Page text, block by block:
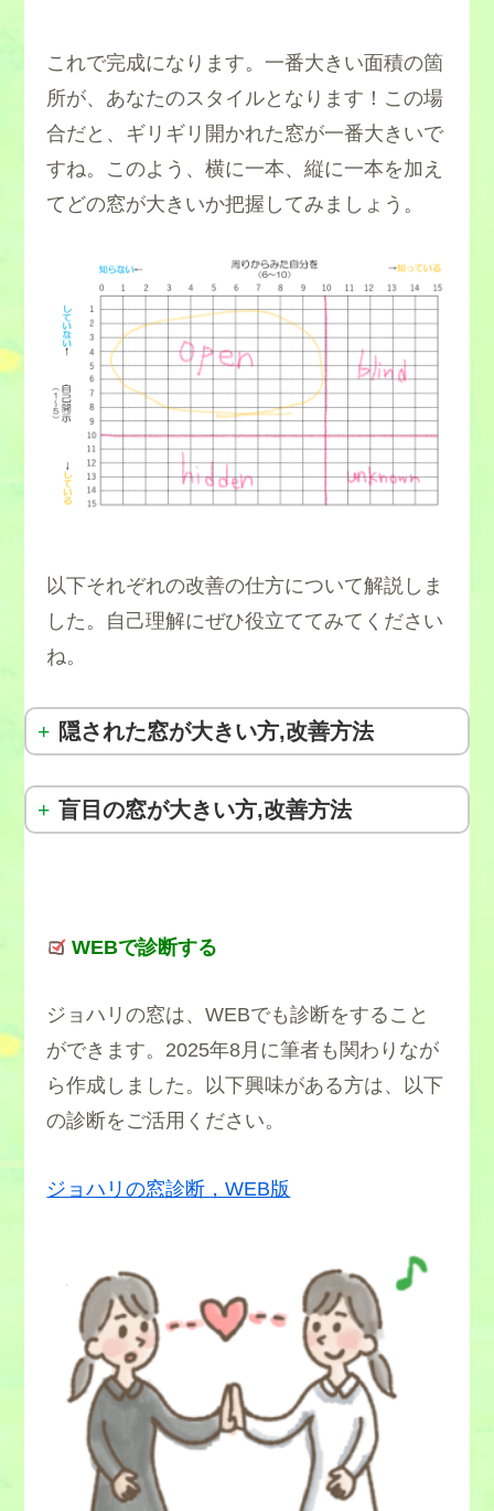
これで完成になります。一番大きい面積の箇
所が、あなたのスタイルとなります！この場
合だと、ギリギリ開かれた窓が一番大きいで
すね。このよう、横に一本、縦に一本を加え
てどの窓が大きいか把握してみましょう。
以下それぞれの改善の仕方について解説しま
した。自己理解にぜひ役立ててみてください
ね。
隠された窓が大きい方,改善方法
・人の目が気になる
盲目の窓が大きい方,改善方法
・傾聴力をつける
WEBで診断する
ジョハリの窓は、WEBでも診断をすること
ができます。2025年8月に筆者も関わりなが
ら作成しました。以下興味がある方は、以下
の診断をご活用ください。
ジョハリの窓診断，WEB版